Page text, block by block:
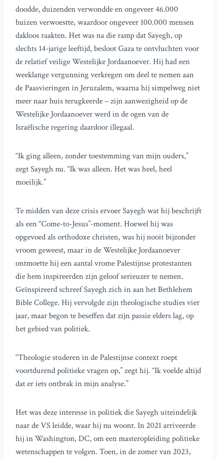
doodde, duizenden verwondde en ongeveer 46.000
huizen verwoestte, waardoor ongeveer 100.000 mensen
dakloos raakten. Het was na die ramp dat Sayegh, op
slechts 14-jarige leeftijd, besloot Gaza te ontvluchten voor
de relatief veilige Westelijke Jordaanoever. Hij had een
weeklange vergunning verkregen om deel te nemen aan
de Paasvieringen in Jeruzalem, waarna hij simpelweg niet
meer naar huis terugkeerde – zijn aanwezigheid op de
Westelijke Jordaanoever werd in de ogen van de
Israëlische regering daardoor illegaal.
“Ik ging alleen, zonder toestemming van mijn ouders,”
zegt Sayegh nu. “Ik was alleen. Het was heel, heel
moeilijk.”
Te midden van deze crisis ervoer Sayegh wat hij beschrijft
als een “Come-to-Jesus”-moment. Hoewel hij was
opgevoed als orthodoxe christen, was hij nooit bijzonder
vroom geweest, maar in de Westelijke Jordaanoever
ontmoette hij een aantal vrome Palestijnse protestanten
die hem inspireerden zijn geloof serieuzer te nemen.
Geïnspireerd schreef Sayegh zich in aan het Bethlehem
Bible College. Hij vervolgde zijn theologische studies vier
jaar, maar begon te beseffen dat zijn passie elders lag, op
het gebied van politiek.
“Theologie studeren in de Palestijnse context roept
voortdurend politieke vragen op,” zegt hij. “Ik voelde altijd
dat er iets ontbrak in mijn analyse.”
Het was deze interesse in politiek die Sayegh uiteindelijk
naar de VS leidde, waar hij nu woont. In 2021 arriveerde
hij in Washington, DC, om een masteropleiding politieke
wetenschappen te volgen. Toen, in de zomer van 2023,